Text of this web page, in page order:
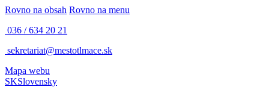
Rovno na obsah Rovno na menu
036 / 634 20 21
sekretariat@mestotlmace.sk
Mapa webu
SKSlovensky